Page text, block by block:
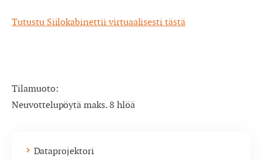
Tutustu Siilokabinettii virtuaalisesti tästä
Tilamuoto:
Neuvottelupöytä maks. 8 hlöä
Dataprojektori